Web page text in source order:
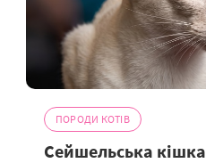
ПОРОДИ КОТІВ
Сейшельська кішка